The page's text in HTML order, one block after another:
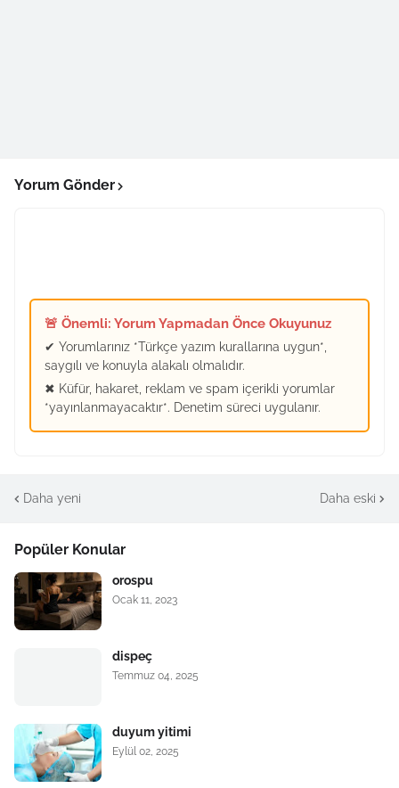
Yorum Gönder
🚨 Önemli: Yorum Yapmadan Önce Okuyunuz
✔ Yorumlarınız *Türkçe yazım kurallarına uygun*,
saygılı ve konuyla alakalı olmalıdır.
✖ Küfür, hakaret, reklam ve spam içerikli yorumlar
*yayınlanmayacaktır*. Denetim süreci uygulanır.
Daha yeni Daha eski
Popüler Konular
orospu
Ocak 11, 2023
dispeç
Temmuz 04, 2025
duyum yitimi
Eylül 02, 2025